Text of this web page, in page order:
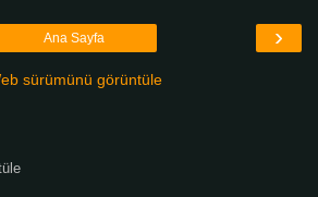
›
Ana Sayfa
sürümünü görüntüle